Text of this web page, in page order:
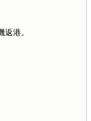
港。